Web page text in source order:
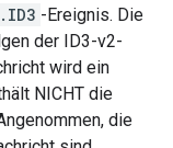
-Ereignis. Die
der ID3-v2-
wird ein
NICHT die
die